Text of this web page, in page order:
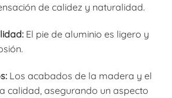
de calidez y naturalidad.
El pie de aluminio es ligero y
Los acabados de la madera y el
calidad, asegurando un aspecto